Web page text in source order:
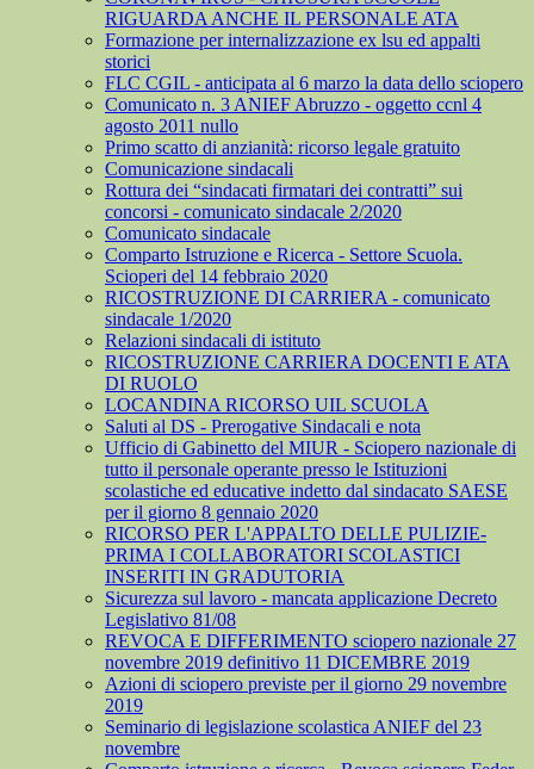
RIGUARDA ANCHE IL PERSONALE ATA
Formazione per internalizzazione ex lsu ed appalti
storici
FLC CGIL - anticipata al 6 marzo la data dello sciopero
Comunicato n. 3 ANIEF Abruzzo - oggetto ccnl 4
agosto 2011 nullo
Primo scatto di anzianità: ricorso legale gratuito
Comunicazione sindacali
Rottura dei “sindacati firmatari dei contratti” sui
concorsi - comunicato sindacale 2/2020
Comunicato sindacale
Comparto Istruzione e Ricerca - Settore Scuola.
Scioperi del 14 febbraio 2020
RICOSTRUZIONE DI CARRIERA - comunicato
sindacale 1/2020
Relazioni sindacali di istituto
RICOSTRUZIONE CARRIERA DOCENTI E ATA
DI RUOLO
LOCANDINA RICORSO UIL SCUOLA
Saluti al DS - Prerogative Sindacali e nota
Ufficio di Gabinetto del MIUR - Sciopero nazionale di
tutto il personale operante presso le Istituzioni
scolastiche ed educative indetto dal sindacato SAESE
per il giorno 8 gennaio 2020
RICORSO PER L'APPALTO DELLE PULIZIE-
PRIMA I COLLABORATORI SCOLASTICI
INSERITI IN GRADUTORIA
Sicurezza sul lavoro - mancata applicazione Decreto
Legislativo 81/08
REVOCA E DIFFERIMENTO sciopero nazionale 27
novembre 2019 definitivo 11 DICEMBRE 2019
Azioni di sciopero previste per il giorno 29 novembre
2019
Seminario di legislazione scolastica ANIEF del 23
novembre